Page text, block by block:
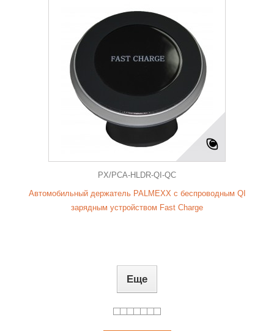
PX/PCA-HLDR-QI-QC
Автомобильный держатель PALMEXX с беспроводным QI
зарядным устройством Fast Charge
Еще